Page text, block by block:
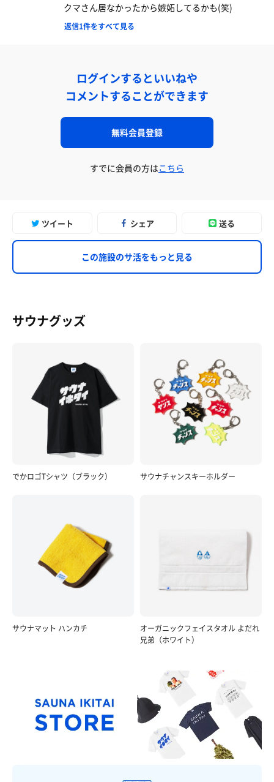
クマさん居なかったから嫉妬してるかも(笑)
返信1件をすべて見る
ログインするといいねや
コメントすることができます
無料会員登録
すでに会員の方はこちら
ツイート シェア 送る
この施設のサ活をもっと見る
サウナグッズ
でかロゴTシャツ（ブラック） サウナチャンスキーホルダー
サウナマット ハンカチ
オーガニックフェイスタオル よだれ
兄弟（ホワイト）